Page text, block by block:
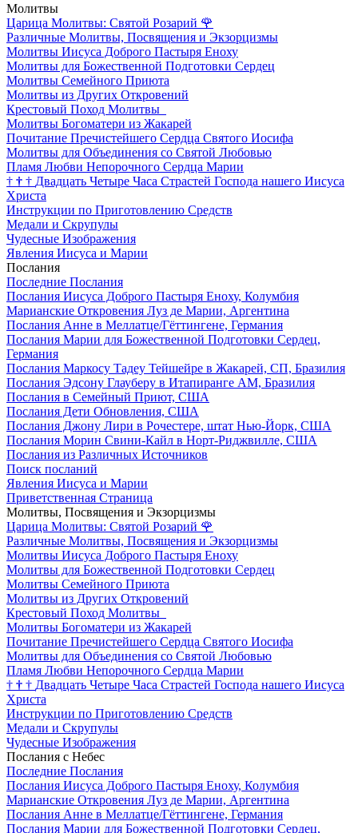
Молитвы
Царица Молитвы: Святой Розарий 🌹
Различные Молитвы, Посвящения и Экзорцизмы
Молитвы Иисуса Доброго Пастыря Еноху
Молитвы для Божественной Подготовки Сердец
Молитвы Семейного Приюта
Молитвы из Других Откровений
Крестовый Поход Молитвы
Молитвы Богоматери из Жакарей
Почитание Пречистейшего Сердца Святого Иосифа
Молитвы для Объединения со Святой Любовью
Пламя Любви Непорочного Сердца Марии
† † † Двадцать Четыре Часа Страстей Господа нашего Иисуса
Христа
Инструкции по Приготовлению Средств
Медали и Скрупулы
Чудесные Изображения
Явления Иисуса и Марии
Послания
Последние Послания
Послания Иисуса Доброго Пастыря Еноху, Колумбия
Марианские Откровения Луз де Марии, Аргентина
Послания Анне в Меллатце/Гёттингене, Германия
Послания Марии для Божественной Подготовки Сердец,
Германия
Послания Маркосу Тадеу Тейшейре в Жакарей, СП, Бразилия
Послания Эдсону Глауберу в Итапиранге AM, Бразилия
Послания в Семейный Приют, США
Послания Дети Обновления, США
Послания Джону Лири в Рочестере, штат Нью-Йорк, США
Послания Морин Свини-Кайл в Норт-Риджвилле, США
Послания из Различных Источников
Поиск посланий
Явления Иисуса и Марии
Приветственная Страница
Молитвы, Посвящения и Экзорцизмы
Царица Молитвы: Святой Розарий 🌹
Различные Молитвы, Посвящения и Экзорцизмы
Молитвы Иисуса Доброго Пастыря Еноху
Молитвы для Божественной Подготовки Сердец
Молитвы Семейного Приюта
Молитвы из Других Откровений
Крестовый Поход Молитвы
Молитвы Богоматери из Жакарей
Почитание Пречистейшего Сердца Святого Иосифа
Молитвы для Объединения со Святой Любовью
Пламя Любви Непорочного Сердца Марии
† † † Двадцать Четыре Часа Страстей Господа нашего Иисуса
Христа
Инструкции по Приготовлению Средств
Медали и Скрупулы
Чудесные Изображения
Послания с Небес
Последние Послания
Послания Иисуса Доброго Пастыря Еноху, Колумбия
Марианские Откровения Луз де Марии, Аргентина
Послания Анне в Меллатце/Гёттингене, Германия
Послания Марии для Божественной Подготовки Сердец,